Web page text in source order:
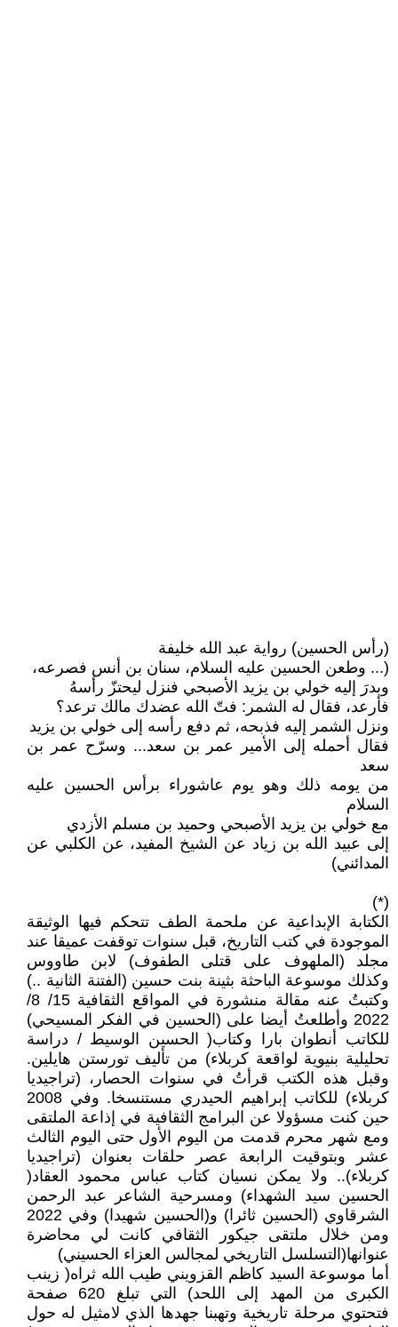
(رأس الحسين) رواية عبد الله خليفة
(... وطعن الحسين عليه السلام، سنان بن أنس فصرعه،
وبدرَ إليه خولي بن يزيد الأصبحي فنزل ليحتزّ رأسهُ
فأرعد، فقال له الشمر: فتّ الله عضدك مالك ترعد؟
ونزل الشمر إليه فذبحه، ثم دفع رأسه إلى خولي بن يزيد
فقال أحمله إلى الأمير عمر بن سعد... وسرّح عمر بن
سعد
من يومه ذلك وهو يوم عاشوراء برأس الحسين عليه
السلام
مع خولي بن يزيد الأصبحي وحميد بن مسلم الأزدي
إلى عبيد الله بن زياد عن الشيخ المفيد، عن الكلبي عن
المدائني)
(*)
الكتابة الإبداعية عن ملحمة الطف تتحكم فيها الوثيقة
الموجودة في كتب التاريخ، قبل سنوات توقفت عميقا عند
مجلد (الملهوف على قتلى الطفوف) لابن طاووس
وكذلك موسوعة الباحثة بثينة بنت حسين (الفتنة الثانية ..)
وكتبتُ عنه مقالة منشورة في المواقع الثقافية 15/ 8/
2022 وأطلعتُ أيضا على (الحسين في الفكر المسيحي)
للكاتب أنطوان بارا وكتاب( الحسين الوسيط / دراسة
تحليلية بنيوية لواقعة كربلاء) من تأليف تورستن هايلين.
وقبل هذه الكتب قرأتُ في سنوات الحصار، (تراجيديا
كربلاء) للكاتب إبراهيم الحيدري مستنسخا. وفي 2008
حين كنت مسؤولا عن البرامج الثقافية في إذاعة الملتقى
ومع شهر محرم قدمت من اليوم الأول حتى اليوم الثالث
عشر وبتوقيت الرابعة عصر حلقات بعنوان (تراجيديا
كربلاء).. ولا يمكن نسيان كتاب عباس محمود العقاد(
الحسين سيد الشهداء) ومسرحية الشاعر عبد الرحمن
الشرقاوي (الحسين ثائرا) و(الحسين شهيدا) وفي 2022
ومن خلال ملتقى جيكور الثقافي كانت لي محاضرة
عنوانها(التسلسل التاريخي لمجالس العزاء الحسيني)
أما موسوعة السيد كاظم القزويني طيب الله ثراه( زينب
الكبرى من المهد إلى اللحد) التي تبلغ 620 صفحة
فتحتوي مرحلة تاريخية وتهبنا جهدها الذي لامثيل له حول